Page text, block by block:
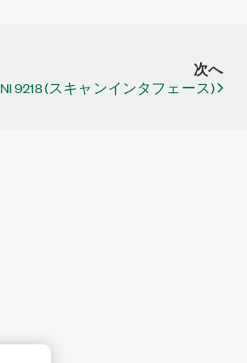
次へ
NI 9218 (スキャンインタフェース)